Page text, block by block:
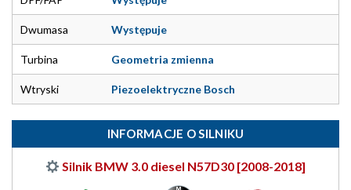
Dwumasa Występuje
Turbina Geometria zmienna
Wtryski Piezoelektryczne Bosch
INFORMACJE O SILNIKU
Silnik BMW 3.0 diesel N57D30 [2008-2018]